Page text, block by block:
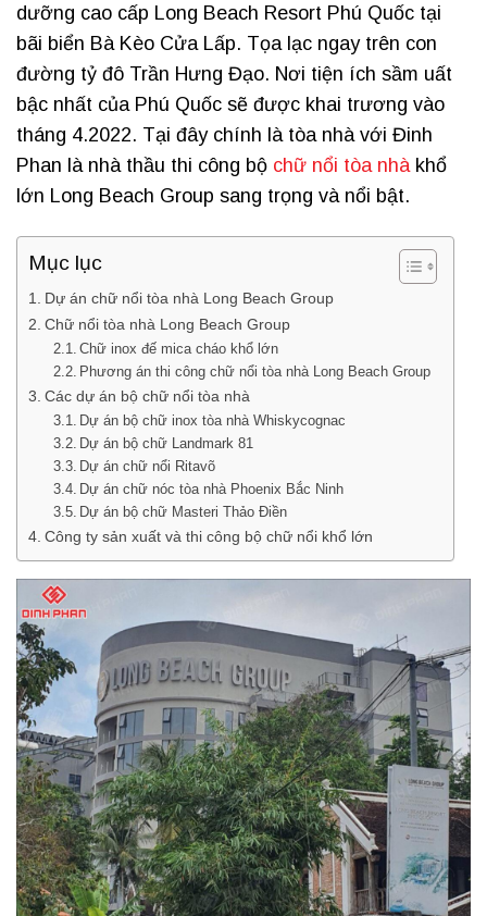
dưỡng cao cấp Long Beach Resort Phú Quốc tại
bãi biển Bà Kèo Cửa Lấp. Tọa lạc ngay trên con
đường tỷ đô Trần Hưng Đạo. Nơi tiện ích sầm uất
bậc nhất của Phú Quốc sẽ được khai trương vào
tháng 4.2022. Tại đây chính là tòa nhà với Đinh
Phan là nhà thầu thi công bộ chữ nổi tòa nhà khổ
lớn Long Beach Group sang trọng và nổi bật.
Mục lục
Dự án chữ nổi tòa nhà Long Beach Group
Chữ nổi tòa nhà Long Beach Group
Chữ inox đế mica cháo khổ lớn
Phương án thi công chữ nổi tòa nhà Long Beach Group
Các dự án bộ chữ nổi tòa nhà
Dự án bộ chữ inox tòa nhà Whiskycognac
Dự án bộ chữ Landmark 81
Dự án chữ nổi Ritavõ
Dự án chữ nóc tòa nhà Phoenix Bắc Ninh
Dự án bộ chữ Masteri Thảo Điền
Công ty sản xuất và thi công bộ chữ nổi khổ lớn